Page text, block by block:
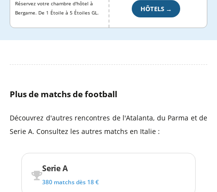
Réservez votre chambre d'hôtel à
Bergame. De 1 Étoile à 5 Étoiles GL.
HÔTELS →
Plus de matchs de football
Découvrez d'autres rencontres de l'Atalanta, du Parma et de
Serie A. Consultez les autres matchs en Italie :
Serie A
380 matchs dès 18 €